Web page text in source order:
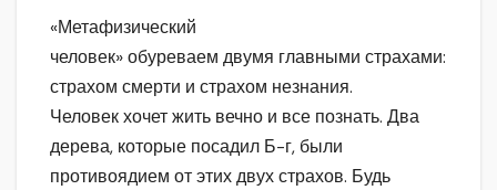
«Метафизический
человек» обуреваем двумя главными страхами:
страхом смерти и страхом незнания.
Человек хочет жить вечно и все познать. Два
дерева, которые посадил Б-г, были
противоядием от этих двух страхов. Будь